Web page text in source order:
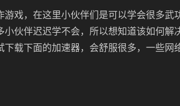
戏，在这里小伙伴们是可以学会很多武
伙伴迟迟学不会，所以想知道该如何解
载下面的加速器，会舒服很多，一些网